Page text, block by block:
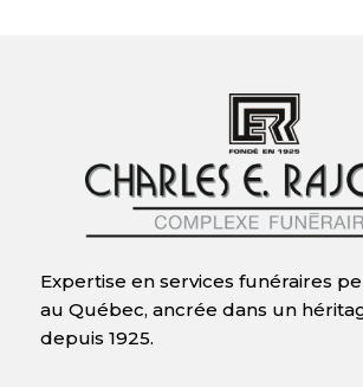
Expertise en services funéraires
au Québec, ancrée dans un
depuis 1925.